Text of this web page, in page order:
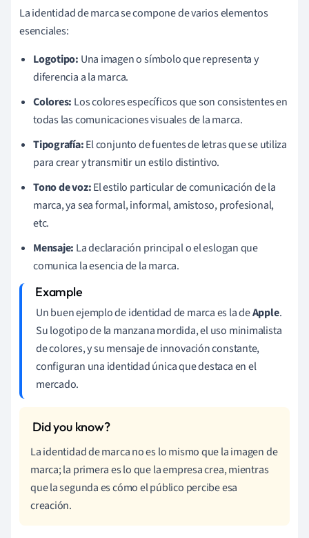
La identidad de marca se compone de varios elementos
esenciales:
Logotipo: Una imagen o símbolo que representa y
diferencia a la marca.
Colores: Los colores específicos que son consistentes en
todas las comunicaciones visuales de la marca.
Tipografía:El conjunto de fuentes de letras que se utiliza
para crear y transmitir un estilo distintivo.
Tono de voz:El estilo particular de comunicación de la
marca, ya sea formal, informal, amistoso, profesional,
etc.
Mensaje: La declaración principal o el eslogan que
comunica la esencia de la marca.
Un buen ejemplo de identidad de marca es la deApple.
Su logotipo de la manzana mordida, el uso minimalista
de colores, y su mensaje de innovación constante,
configuran una identidad única que destaca en el
mercado.
La identidad de marca no es lo mismo que la imagen de
marca; la primera es lo que la empresa crea, mientras
que la segunda es cómo el público percibe esa
creación.